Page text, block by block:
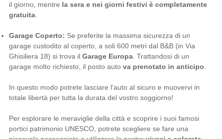
il giorno, mentre la sera e nei giorni festivi è completamente
gratuita.
Garage Coperto: Se preferite la massima sicurezza di un
garage custodito al coperto, a soli 600 metri dal B&B (in Via
Ghisiliera 18) si trova il Garage Europa. Trattandosi di un
garage molto richiesto, il posto auto va prenotato in anticipo.
In questo modo potrete lasciare l'auto al sicuro e muovervi in
totale libertà per tutta la durata del vostro soggiorno!
Per esplorare le meraviglie della città e scoprire i suoi famosi
portici patrimonio UNESCO, potrete scegliere se fare una